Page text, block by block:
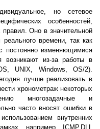
но сетевое
особенностей,
Оно в значительной
времени, так как
постоянно изменяющимися
возникают из-за работы в
UNIX, Windows, OS/2).
лучше реализовать в
хронометраж некоторых
многозадачные и
часто вносят ошибки в
внутренних
например, ICMP.DLL